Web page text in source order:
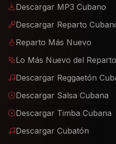
Descargar MP3 Cubano
Descargar Reparto
Reparto Más Nuevo
Lo Más Nuevo del Reparto
Descargar Reggaetón
Descargar Salsa Cubana
Descargar Timba Cubana
Descargar Cubatón